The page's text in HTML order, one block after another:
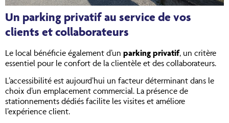
Un parking privatif au service de vos
clients et collaborateurs
Le local bénéficie également d’un parking privatif, un critère
essentiel pour le confort de la clientèle et des collaborateurs.
L’accessibilité est aujourd’hui un facteur déterminant dans le
choix d’un emplacement commercial. La présence de
stationnements dédiés facilite les visites et améliore
l’expérience client.